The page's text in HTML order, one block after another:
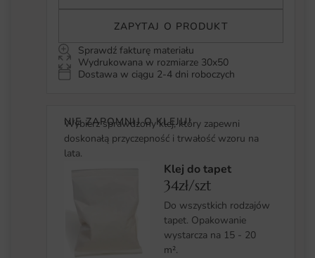
ZAPYTAJ O PRODUKT
Sprawdź fakturę materiału
Wydrukowana w rozmiarze 30x50
Dostawa w ciągu 2-4 dni roboczych
NIE ZAPOMNIJ O KLEJU!
Wybierz sprawdzony klej, który zapewni
doskonałą przyczepność i trwałość wzoru na
lata.
Klej do tapet
34zł/szt
Do wszystkich rodzajów
tapet. Opakowanie
wystarcza na 15 - 20
m².